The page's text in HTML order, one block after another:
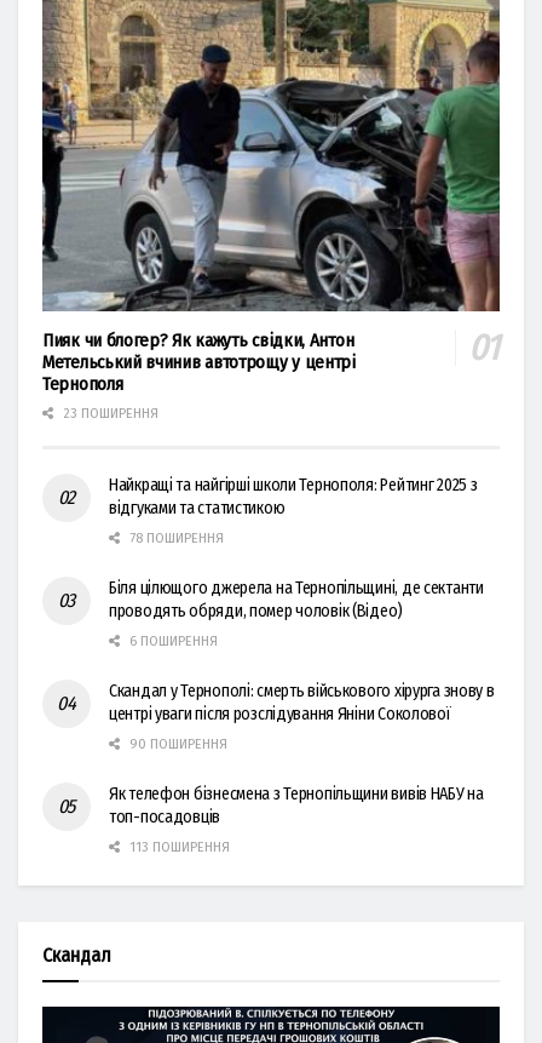
Пияк чи блогер? Як кажуть свідки, Антон
Метельський вчинив автотрощу у центрі
Тернополя
23 ПОШИРЕННЯ
Найкращі та найгірші школи Тернополя: Рейтинг 2025 з
відгуками та статистикою
78 ПОШИРЕННЯ
Біля цілющого джерела на Тернопільщині, де сектанти
проводять обряди, помер чоловік (Відео)
6 ПОШИРЕННЯ
Скандал у Тернополі: смерть військового хірурга знову в
центрі уваги після розслідування Яніни Соколової
90 ПОШИРЕННЯ
Як телефон бізнесмена з Тернопільщини вивів НАБУ на
топ-посадовців
113 ПОШИРЕННЯ
Скандал